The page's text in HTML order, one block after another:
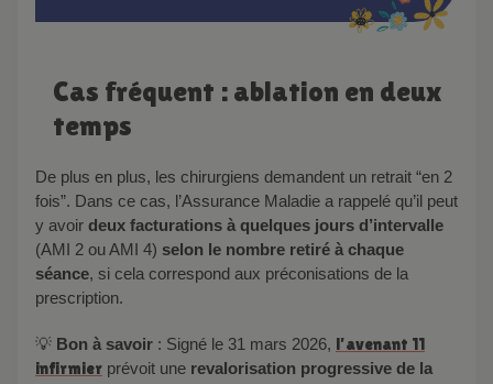
Cas fréquent : ablation en deux
temps
De plus en plus, les chirurgiens demandent un retrait “en 2
fois”. Dans ce cas, l’Assurance Maladie a rappelé qu’il peut
y avoir deux facturations à quelques jours d’intervalle
(AMI 2 ou AMI 4) selon le nombre retiré à chaque
séance, si cela correspond aux préconisations de la
prescription.
Bon à savoir : Signé le 31 mars 2026, l’avenant 11
infirmier prévoit une revalorisation progressive de la